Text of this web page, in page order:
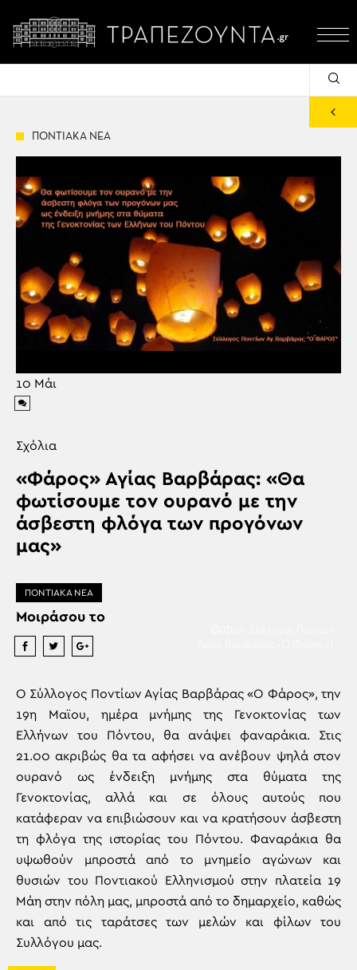
ΠΟΝΤΙΑΚΑ ΝΕΑ
10 Μάι
Σχόλια
«Φάρος» Αγίας Βαρβάρας: «Θα
φωτίσουμε τον ουρανό με την
άσβεστη φλόγα των προγόνων
μας»
ΠΟΝΤΙΑΚΑ ΝΕΑ
Μοιράσου το
Ο Σύλλογος Ποντίων Αγίας Βαρβάρας «Ο Φάρος», την
19η Μαϊου, ημέρα μνήμης της Γενοκτονίας των
Ελλήνων του Πόντου, θα ανάψει φαναράκια. Στις
21.00 ακριβώς θα τα αφήσει να ανέβουν ψηλά στον
ουρανό ως ένδειξη μνήμης στα θύματα της
Γενοκτονίας, αλλά και σε όλους αυτούς που
κατάφεραν να επιβιώσουν και να κρατήσουν άσβεστη
τη φλόγα της ιστορίας του Πόντου. Φαναράκια θα
υψωθούν μπροστά από το μνημείο αγώνων και
θυσιών του Ποντιακού Ελληνισμού στην πλατεία 19
Μάη στην πόλη μας, μπροστά από το δημαρχείο, καθώς
και από τις ταράτσες των μελών και φίλων του
Συλλόγου μας.